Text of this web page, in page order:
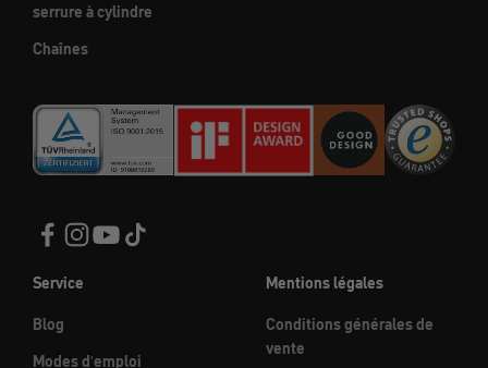
serrure à cylindre
Chaînes
Service
Blog
Modes d'emploi
Mentions légales
Conditions générales de
vente